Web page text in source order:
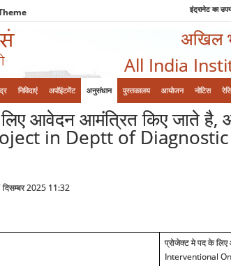
इंट्रानेट का
अखिल
All India
निविदाएं अपॉइंटमेंट अनुसंधान पुस्तकालय आयोजन नोटिस
आवेदन आमंत्रित किए जाते
in Deptt of
2025 11:32
प्रोजेक्ट मे पद के लिए
Interventional